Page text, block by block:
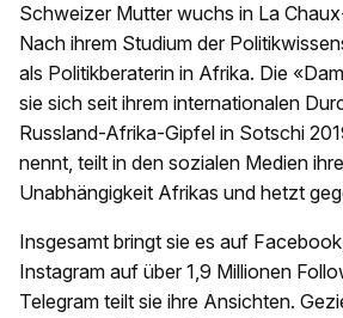
Schweizer Mutter wuchs in La
Nach ihrem Studium der
als Politikberaterin in Afrika. Die
sie sich seit ihrem internationalen
Russland-Afrika-Gipfel in Sotschi
nennt, teilt in den sozialen Medien
Unabhängigkeit Afrikas und hetzt
Insgesamt bringt sie es auf
Instagram auf über 1,9 Millionen
Telegram teilt sie ihre Ansichten.